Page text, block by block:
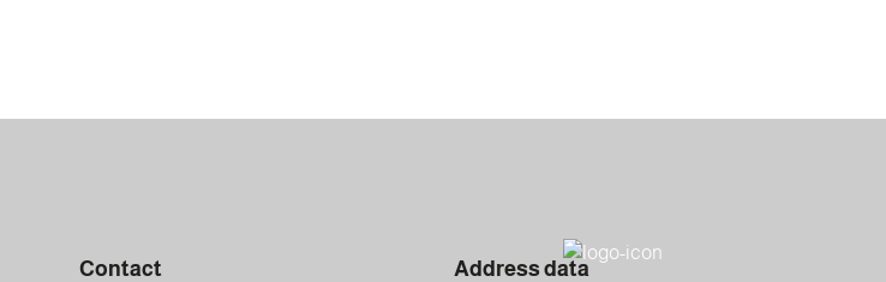
Contact Address data